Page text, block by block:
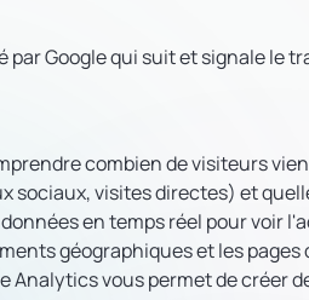
Google qui suit et signale le
combien de visiteurs
sociaux, visites directes) et
en temps réel pour voir
géographiques et les
Analytics vous permet de créer